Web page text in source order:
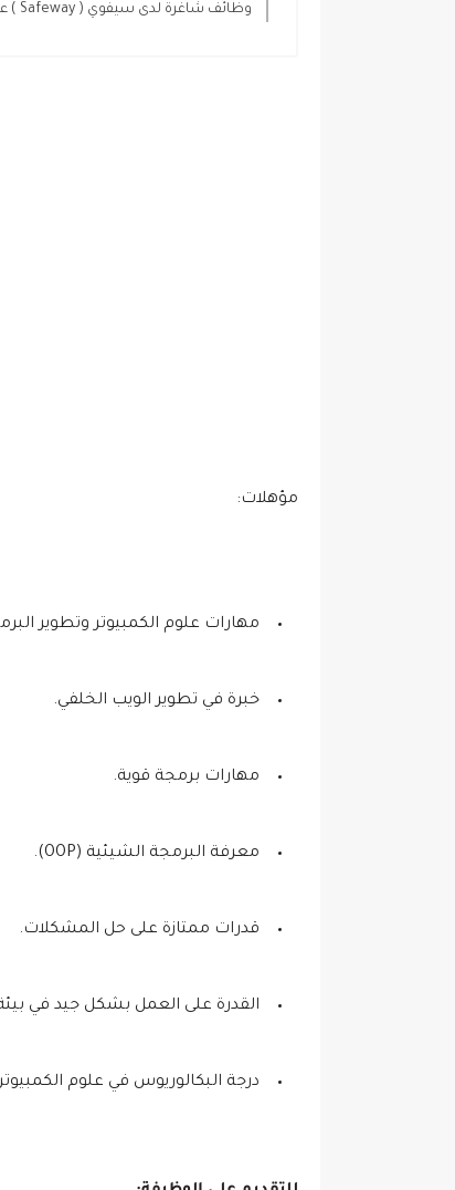
وظائف شاغرة لدى سيفوي ( Safeway ) عمان
مؤهلات:
مهارات علوم الكمبيوتر وتطوير
خبرة في تطوير الويب الخلفي.
مهارات برمجة قوية.
معرفة البرمجة الشيئية (OOP).
قدرات ممتازة على حل المشكلات.
القدرة على العمل بشكل جيد في
درجة البكالوريوس في علوم